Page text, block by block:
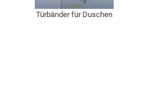
Türbänder für Duschen